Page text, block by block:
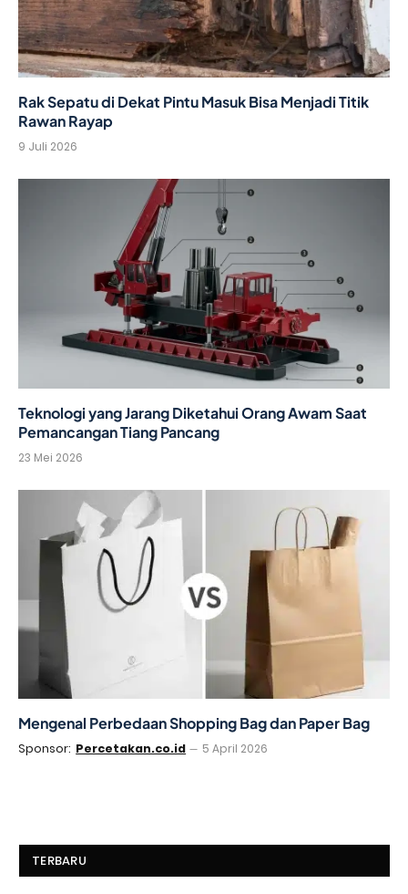
Rak Sepatu di Dekat Pintu Masuk Bisa Menjadi Titik
Rawan Rayap
9 Juli 2026
Teknologi yang Jarang Diketahui Orang Awam Saat
Pemancangan Tiang Pancang
23 Mei 2026
Mengenal Perbedaan Shopping Bag dan Paper Bag
Sponsor: Percetakan.co.id 5 April 2026
TERBARU